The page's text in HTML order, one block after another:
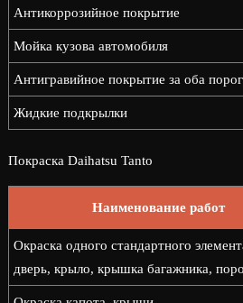
Антикоррозийное покрытие
Мойка кузова автомобиля
Антигравийное покрытие за оба
Жидкие подкрылки
Покраска Daihatsu Tanto
Наименование работ
Окраска одного стандартного
дверь, крыло, крышка багажника,